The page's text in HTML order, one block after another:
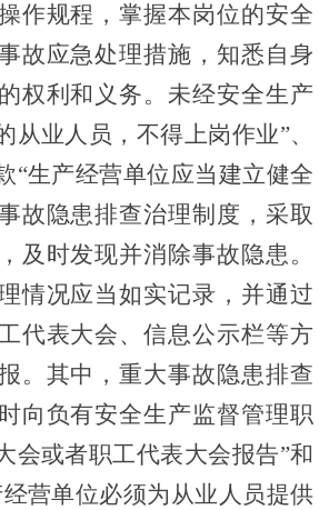
作规程，掌握本岗位的安全
故应急处理措施，知悉自身
权利和义务。未经安全生产
从业人员，不得上岗作业”、
“生产经营单位应当建立健全
故隐患排查治理制度，采取
及时发现并消除事故隐患。
情况应当如实记录，并通过
代表大会、信息公示栏等方
。其中，重大事故隐患排查
向负有安全生产监督管理职
会或者职工代表大会报告”和
营单位必须为从业人员提供